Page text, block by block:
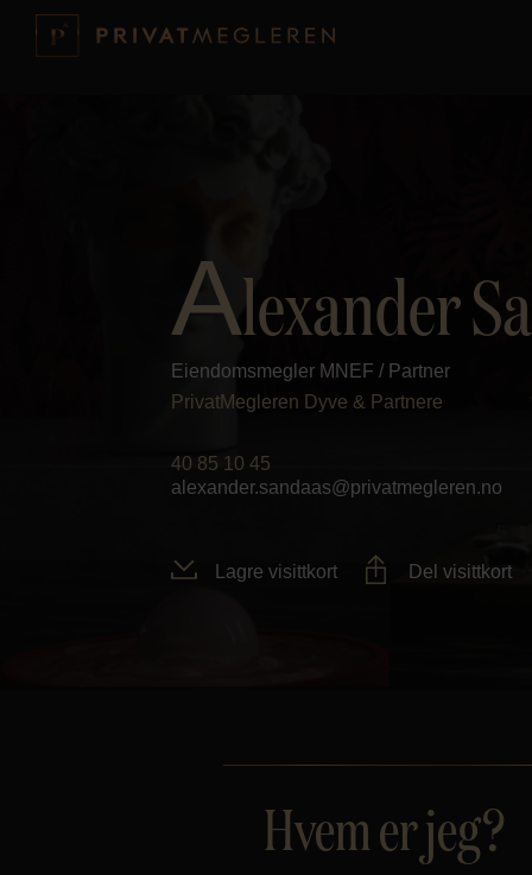
Alexander
Eiendomsmegler MNEF / Partner
PrivatMegleren Dyve & Partnere
40 85 10 45
alexander.sandaas@privatmegleren.no
Lagre visittkort Del visittkort
Hvem er jeg?